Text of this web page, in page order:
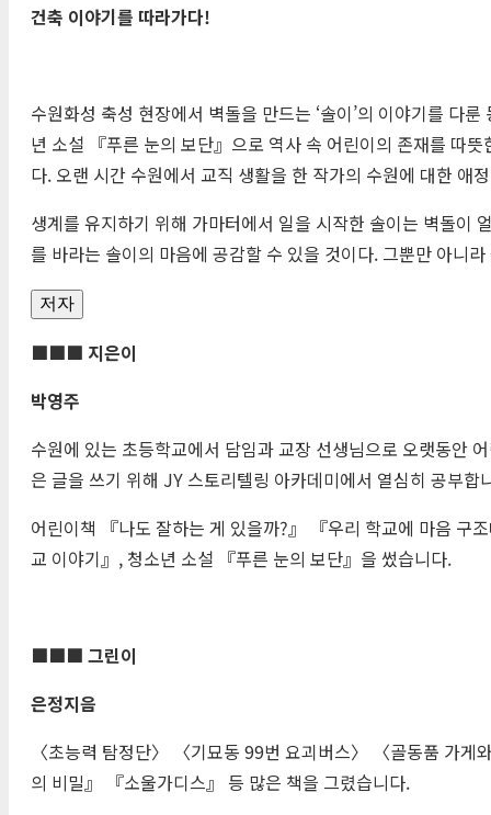
건축 이야기를 따라가다!
수원화성 축성 현장에서 벽돌을 만드는 ‘솔이’의 이야기를 다
년 소설 『푸른 눈의 보단』으로 역사 속 어린이의 존재를 따
다. 오랜 시간 수원에서 교직 생활을 한 작가의 수원에 대한 애
생계를 유지하기 위해 가마터에서 일을 시작한 솔이는 벽돌이
를 바라는 솔이의 마음에 공감할 수 있을 것이다. 그뿐만 아니
저자
■■■ 지은이
박영주
수원에 있는 초등학교에서 담임과 교장 선생님으로 오랫동안
은 글을 쓰기 위해 JY 스토리텔링 아카데미에서 열심히 공부합
어린이책 『나도 잘하는 게 있을까?』 『우리 학교에 마음 구
교 이야기』, 청소년 소설 『푸른 눈의 보단』을 썼습니다.
■■■ 그린이
은정지음
〈초능력 탐정단〉 〈기묘동 99번 요괴버스〉 〈골동품 가
의 비밀』 『소울가디스』 등 많은 책을 그렸습니다.